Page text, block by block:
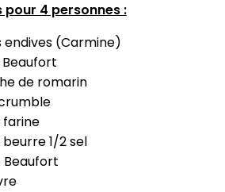
pour 4 personnes :
endives (Carmine)
de romarin
farine
1/2 sel
Beaufort